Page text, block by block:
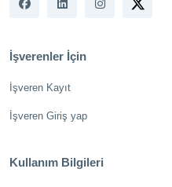
İşverenler İçin
İşveren Kayıt
İşveren Giriş yap
Kullanım Bilgileri